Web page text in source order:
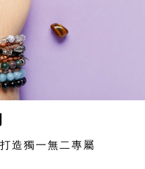
造獨一無二專屬